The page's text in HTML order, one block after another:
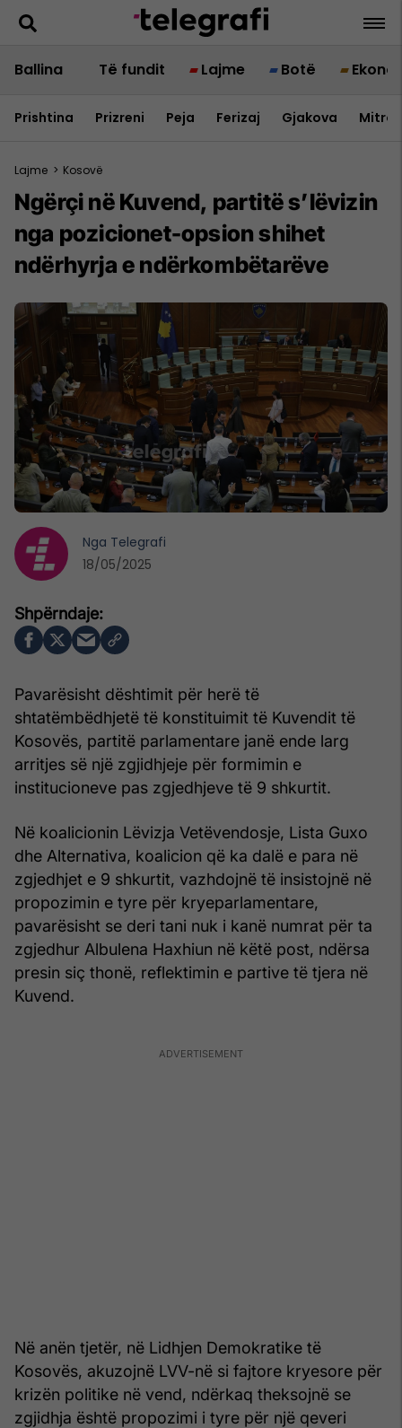
Ballina Të fundit Lajme Botë
Prishtina Prizreni Peja Ferizaj Gjakova
Lajme > Kosovë
​Ngërçi në Kuvend, partitë s’lëvizin
nga pozicionet-opsion shihet
ndërhyrja e ndërkombëtarëve
Pavarësisht dështimit për herë të
shtatëmbëdhjetë të konstituimit të Kuvendit të
Kosovës, partitë parlamentare janë ende larg
arritjes së një zgjidhjeje për formimin e
institucioneve pas zgjedhjeve të 9 shkurtit.
Në koalicionin Lëvizja Vetëvendosje, Lista Guxo
dhe Alternativa, koalicion që ka dalë e para në
zgjedhjet e 9 shkurtit, vazhdojnë të insistojnë në
propozimin e tyre për kryeparlamentare,
pavarësisht se deri tani nuk i kanë numrat për ta
zgjedhur Albulena Haxhiun në këtë post, ndërsa
presin siç thonë, reflektimin e partive të tjera në
Kuvend.
Në anën tjetër, në Lidhjen Demokratike të
Kosovës, akuzojnë LVV-në si fajtore kryesore për
krizën politike në vend, ndërkaq theksojnë se
zgjidhja është propozimi i tyre për një qeveri
Nga Telegrafi
18/05/2025